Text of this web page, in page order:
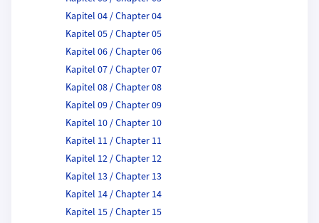
Kapitel 04 / Chapter 04
Kapitel 05 / Chapter 05
Kapitel 06 / Chapter 06
Kapitel 07 / Chapter 07
Kapitel 08 / Chapter 08
Kapitel 09 / Chapter 09
Kapitel 10 / Chapter 10
Kapitel 11 / Chapter 11
Kapitel 12 / Chapter 12
Kapitel 13 / Chapter 13
Kapitel 14 / Chapter 14
Kapitel 15 / Chapter 15